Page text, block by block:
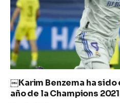
￼Karim Benzema ha
año de la Champions